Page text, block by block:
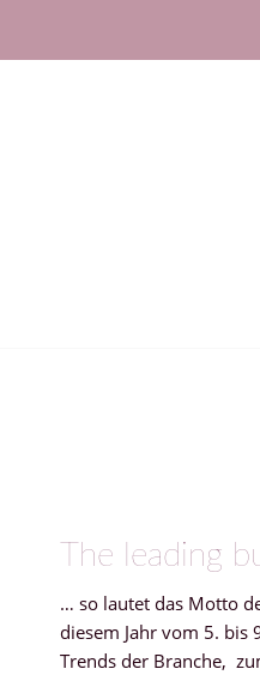
The leading
… so lautet das Motto
diesem Jahr vom 5. bis
Trends der Branche,